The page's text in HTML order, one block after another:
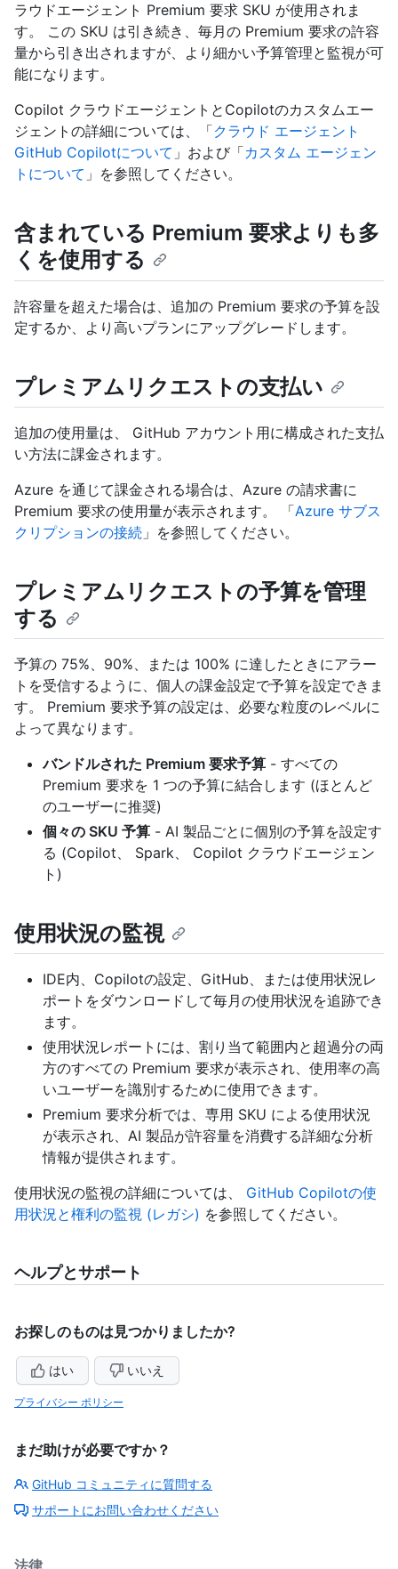
ラウドエージェント Premium 要求 SKU が使用されま
す。 この SKU は引き続き、毎月の Premium 要求の許容
量から引き出されますが、より細かい予算管理と監視が可
能になります。
Copilot クラウドエージェントとCopilotのカスタムエー
ジェントの詳細については、「クラウド エージェント
GitHub Copilotについて 」および「カスタム エージェン
トについて 」を参照してください。
含まれている Premium 要求よりも多
くを使用する
許容量を超えた場合は、追加の Premium 要求の予算を設
定するか、より高いプランにアップグレードします。
プレミアムリクエストの支払い
追加の使用量は、 GitHub アカウント用に構成された支払
い方法に課金されます。
Azure を通じて課金される場合は、Azure の請求書に
Premium 要求の使用量が表示されます。 「Azure サブス
クリプションの接続 」を参照してください。
プレミアムリクエストの予算を管理
する
予算の 75%、90%、または 100% に達したときにアラー
トを受信するように、個人の課金設定で予算を設定できま
す。 Premium 要求予算の設定は、必要な粒度のレベルに
よって異なります。
バンドルされた Premium 要求予算 - すべての
Premium 要求を 1 つの予算に結合します (ほとんど
のユーザーに推奨)
個々の SKU 予算 - AI 製品ごとに個別の予算を設定す
る (Copilot、 Spark、 Copilot クラウドエージェン
ト)
使用状況の監視
IDE内、Copilotの設定、GitHub、または使用状況レ
ポートをダウンロードして毎月の使用状況を追跡でき
ます。
使用状況レポートには、割り当て範囲内と超過分の両
方のすべての Premium 要求が表示され、使用率の高
いユーザーを識別するために使用できます。
Premium 要求分析では、専用 SKU による使用状況
が表示され、AI 製品が許容量を消費する詳細な分析
情報が提供されます。
使用状況の監視の詳細については、 GitHub Copilotの使
用状況と権利の監視 (レガシ) を参照してください。
ヘルプとサポート
お探しのものは見つかりましたか?
はい いいえ
プライバシー ポリシー
まだ助けが必要ですか？
GitHub コミュニティに質問する
サポートにお問い合わせください